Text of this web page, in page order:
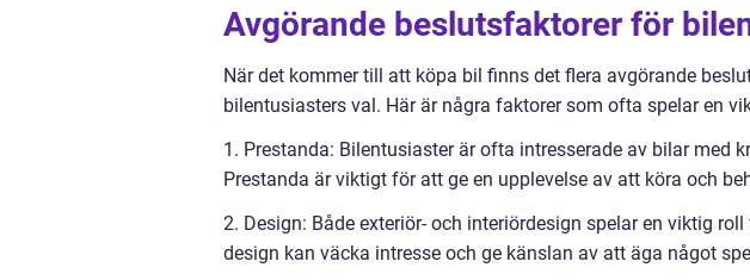
Avgörande beslutsfaktorer för
När det kommer till att köpa bil finns det flera avgörande
bilentusiasters val. Här är några faktorer som ofta spelar en
1. Prestanda: Bilentusiaster är ofta intresserade av bilar med
Prestanda är viktigt för att ge en upplevelse av att köra och
2. Design: Både exteriör- och interiördesign spelar en viktig
design kan väcka intresse och ge känslan av att äga något